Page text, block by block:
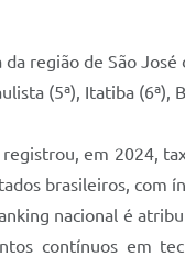
da região de São
(5ª), Itatiba (6ª),
em 2024,
brasileiros, com
nacional é
contínuos em